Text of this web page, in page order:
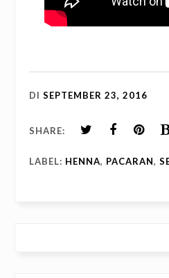
DI SEPTEMBER 23, 2016
SHARE:
LABEL: HENNA, PACARAN,